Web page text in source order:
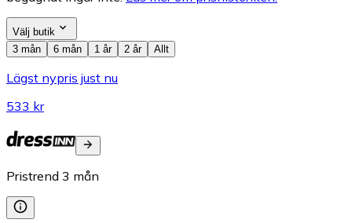
Välj butik
3 mån
6 mån 1 år 2 år Allt
Lägst nypris just nu
533 kr
Pristrend 3 mån